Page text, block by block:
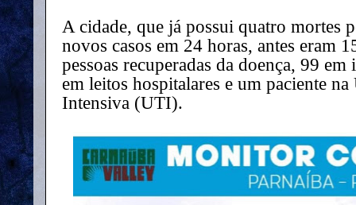
A cidade, que já possui quatro mortes
novos casos em 24 horas, antes eram
pessoas recuperadas da doença, 99
em leitos hospitalares e um paciente
Intensiva (UTI).